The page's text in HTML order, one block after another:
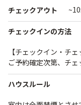
チェックアウト
チェックインの方法
【チェックイン・チェ
ご予約確定次第、チェ
ハウスルール